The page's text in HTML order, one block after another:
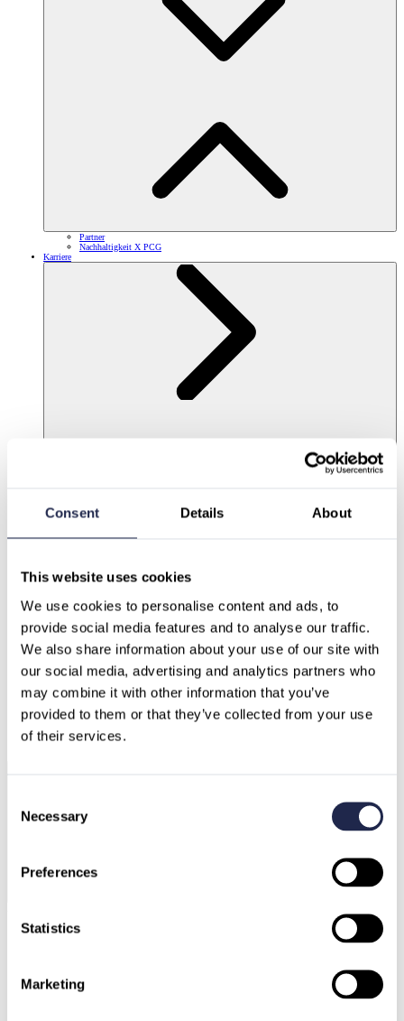
Consent Details About
This website uses cookies
We use cookies to personalise content and ads, to
provide social media features and to analyse our traffic.
We also share information about your use of our site with
our social media, advertising and analytics partners who
may combine it with other information that you’ve
provided to them or that they’ve collected from your use
of their services.
Selection
Necessary
Preferences
Statistics
Marketing
Partner
Nachhaltigkeit X PCG
Karriere
Deutschland
Österreich
Schweiz
Nordmazedonien
Bulgarien